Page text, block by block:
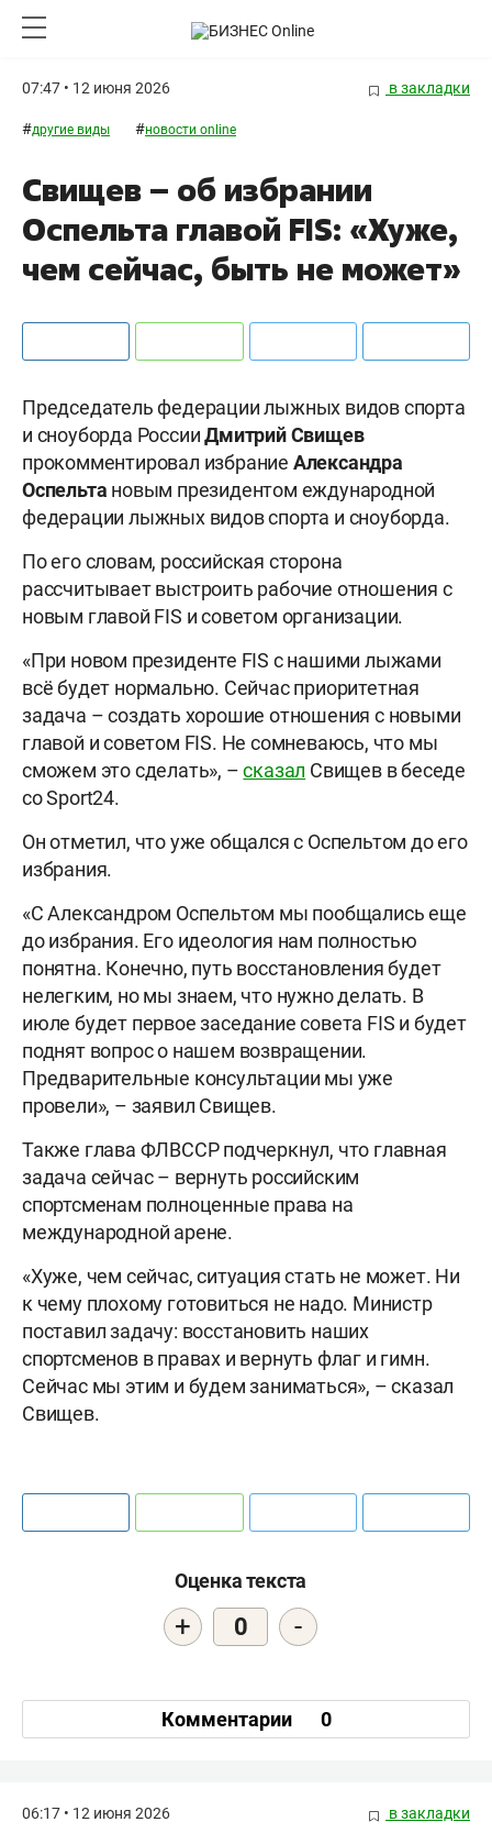
07:47 • 12 июня 2026 в закладки
#другие виды #новости online
Свищев – об избрании
Оспельта главой FIS: «Хуже,
чем сейчас, быть не может»
Председатель федерации лыжных видов спорта
и сноуборда РоссииДмитрий Свищев
прокомментировал избрание Александра
Оспельта новым президентом еждународной
федерации лыжных видов спорта и сноуборда.
По его словам, российская сторона
рассчитывает выстроить рабочие отношения с
новым главой FIS и советом организации.
«При новом президенте FIS с нашими лыжами
всё будет нормально. Сейчас приоритетная
задача – создать хорошие отношения с новыми
главой и советом FIS. Не сомневаюсь, что мы
сможем это сделать», –сказал Свищев в беседе
со Sport24.
Он отметил, что уже общался с Оспельтом до его
избрания.
«С Александром Оспельтом мы пообщались еще
до избрания. Его идеология нам полностью
понятна. Конечно, путь восстановления будет
нелегким, но мы знаем, что нужно делать. В
июле будет первое заседание совета FIS и будет
поднят вопрос о нашем возвращении.
Предварительные консультации мы уже
провели», – заявил Свищев.
Также глава ФЛВССР подчеркнул, что главная
задача сейчас – вернуть российским
спортсменам полноценные права на
международной арене.
«Хуже, чем сейчас, ситуация стать не может. Ни
к чему плохому готовиться не надо. Министр
поставил задачу: восстановить наших
спортсменов в правах и вернуть флаг и гимн.
Сейчас мы этим и будем заниматься», – сказал
Свищев.
Оценка текста
+ 0 -
Комментарии 0
06:17 • 12 июня 2026 в закладки